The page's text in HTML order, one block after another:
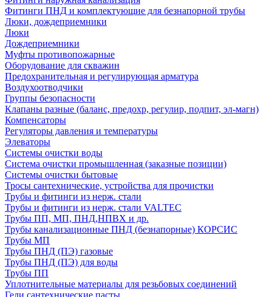
Фитинги ПНД и комплектующие для безнапорной трубы
Люки, дождеприемники
Люки
Дождеприемники
Муфты противопожарные
Оборудование для скважин
Предохранительная и регулирующая арматура
Воздухоотводчики
Группы безопасности
Клапаны разные (баланс, предохр, регулир, подпит, эл-магн)
Компенсаторы
Регуляторы давления и температуры
Элеваторы
Системы очистки воды
Система очистки промышленная (заказные позиции)
Системы очистки бытовые
Тросы сантехнические, устройства для прочистки
Трубы и фитинги из нерж. стали
Трубы и фитинги из нерж. стали VALTEC
Трубы ПП, МП, ПНД,НПВХ и др.
Трубы канализационные ПНД (безнапорные) КОРСИС
Трубы МП
Трубы ПНД (ПЭ) газовые
Трубы ПНД (ПЭ) для воды
Трубы ПП
Уплотнительные материалы для резьбовых соединений
Гели сантехнические,пасты